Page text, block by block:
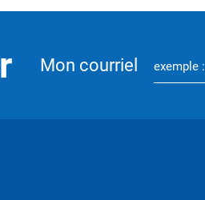
Mon courriel